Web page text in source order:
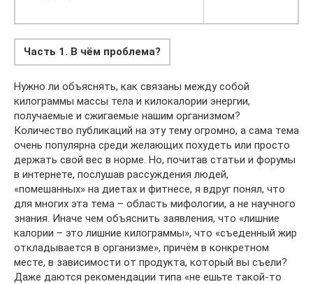
Часть 1. В чём проблема?
Нужно ли объяснять, как связаны между собой
килограммы массы тела и килокалории энергии,
получаемые и сжигаемые нашим организмом?
Количество публикаций на эту тему огромно, а сама тема
очень популярна среди желающих похудеть или просто
держать свой вес в норме. Но, почитав статьи и форумы
в интернете, послушав рассуждения людей,
«помешанных» на диетах и фитнесе, я вдруг понял, что
для многих эта тема – область мифологии, а не научного
знания. Иначе чем объяснить заявления, что «лишние
калории – это лишние килограммы», что «съеденный жир
откладывается в организме», причём в конкретном
месте, в зависимости от продукта, который вы съели?
Даже даются рекомендации типа «не ешьте такой-то